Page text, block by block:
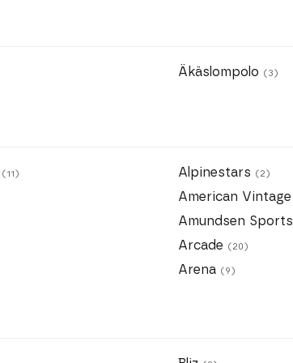
Äkäslompolo (3)
(11) Alpinestars (2)
American Vintage
Amundsen Sports
Arcade (20)
Arena (9)